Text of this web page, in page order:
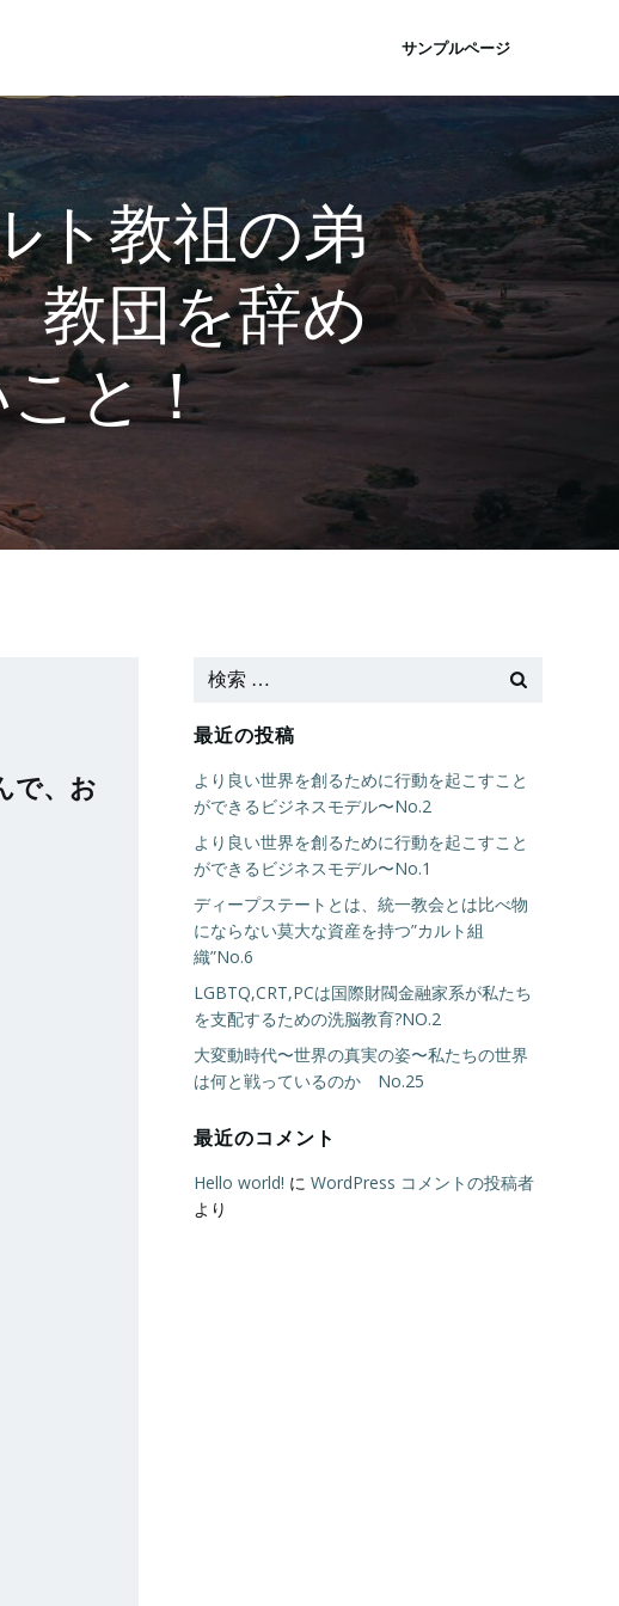
サンプルページ
ト教祖の弟
教団を辞め
と！
で、お
最近の投稿
より良い世界を創るために行動を起こすこと
ができるビジネスモデル〜No.2
より良い世界を創るために行動を起こすこと
ができるビジネスモデル〜No.1
ディープステートとは、統一教会とは比べ物
にならない莫大な資産を持つ”カルト組
織”No.6
LGBTQ,CRT,PCは国際財閥金融家系が私たち
を支配するための洗脳教育?NO.2
大変動時代〜世界の真実の姿〜私たちの世界
は何と戦っているのか No.25
最近のコメント
Hello world! に WordPress コメントの投稿者
より